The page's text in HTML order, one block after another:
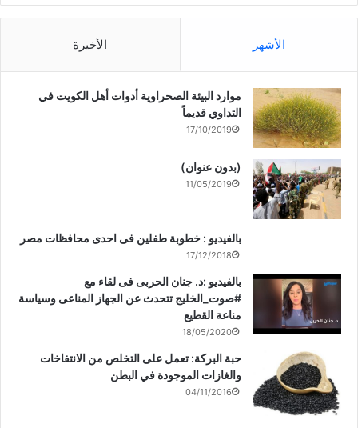
الأشهر الأخيرة
موارد البيئة الصحراوية أدوات أهل الكويت في
التداوي قديماً
17/10/2019
(بدون عنوان)
11/05/2019
بالفيديو : خطوبة طفلين فى احدى محافظات مصر
17/12/2018
بالفيديو :د. جنان الحربى فى لقاء مع
#صوت_الخليج تتحدث عن الجهاز المناعى وسياسة
مناعة القطيع
18/05/2020
حبة البركة: تعمل على التخلص من الانتفاخات
والغازات الموجودة في البطن
04/11/2016